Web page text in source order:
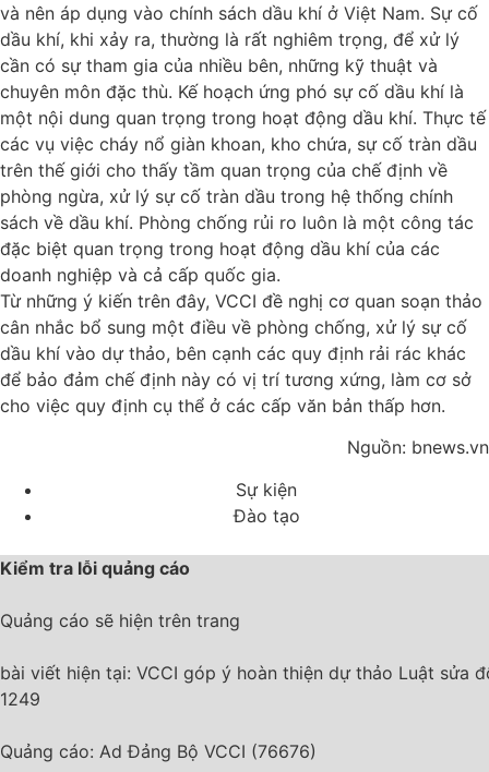
và nên áp dụng vào chính sách dầu khí ở Việt Nam. Sự cố
dầu khí, khi xảy ra, thường là rất nghiêm trọng, để xử lý
cần có sự tham gia của nhiều bên, những kỹ thuật và
chuyên môn đặc thù. Kế hoạch ứng phó sự cố dầu khí là
một nội dung quan trọng trong hoạt động dầu khí. Thực tế
các vụ việc cháy nổ giàn khoan, kho chứa, sự cố tràn dầu
trên thế giới cho thấy tầm quan trọng của chế định về
phòng ngừa, xử lý sự cố tràn dầu trong hệ thống chính
sách về dầu khí. Phòng chống rủi ro luôn là một công tác
đặc biệt quan trọng trong hoạt động dầu khí của các
doanh nghiệp và cả cấp quốc gia.
Từ những ý kiến trên đây, VCCI đề nghị cơ quan soạn thảo
cân nhắc bổ sung một điều về phòng chống, xử lý sự cố
dầu khí vào dự thảo, bên cạnh các quy định rải rác khác
để bảo đảm chế định này có vị trí tương xứng, làm cơ sở
cho việc quy định cụ thể ở các cấp văn bản thấp hơn.
Nguồn: bnews.vn
Sự kiện
Đào tạo
Kiểm tra lỗi quảng cáo
Quảng cáo sẽ hiện trên trang
bài viết hiện tại: VCCI góp ý hoàn thiện dự thảo Luật sửa
1249
Quảng cáo: Ad Đảng Bộ VCCI (76676)